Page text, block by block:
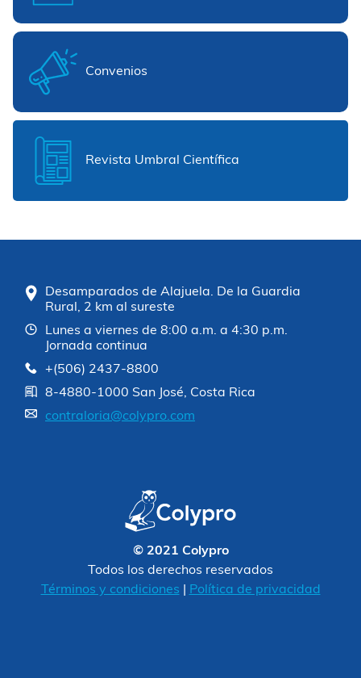
Convenios
Revista Umbral Científica
Desamparados de Alajuela. De la Guardia
Rural, 2 km al sureste
Lunes a viernes de 8:00 a.m. a 4:30 p.m.
Jornada continua
+(506) 2437-8800
8-4880-1000 San José, Costa Rica
contraloria@colypro.com
© 2021 Colypro
Todos los derechos reservados
Términos y condiciones
Política de privacidad